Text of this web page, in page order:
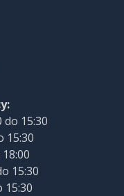
do 15:30
15:30
15:30
15:30